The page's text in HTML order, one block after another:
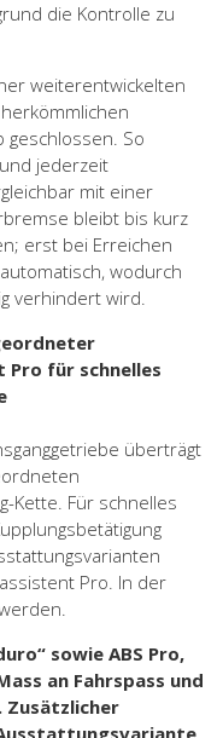
die Kontrolle zu
weiterentwickelten
geschlossen. So
jederzeit
mit einer
bleibt bis kurz
erst bei Erreichen
wodurch
verhindert wird.
Pro für schnelles
überträgt
Kette. Für schnelles
Pro. In der
sowie ABS Pro,
an Fahrspass und
Zusätzlicher